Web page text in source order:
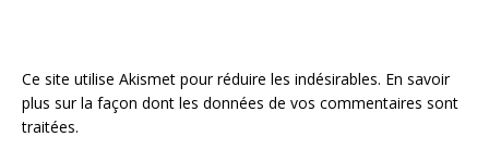
Ce site utilise Akismet pour réduire les indésirables. En savoir
plus sur la façon dont les données de vos commentaires sont
traitées.